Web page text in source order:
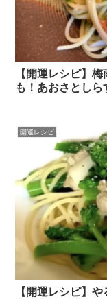
【開運レシピ】
も！あおさとし
開運レシピ
【開運レシピ】